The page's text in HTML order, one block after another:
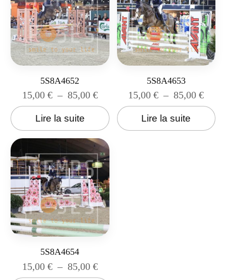
5S8A4652
15,00 € – 85,00 €
Lire la suite
5S8A4653
15,00€ – 85,00€
Lire la suite
5S8A4654
15,00 € – 85,00 €